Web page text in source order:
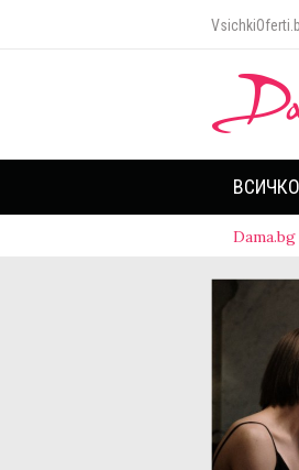
Dama.bg